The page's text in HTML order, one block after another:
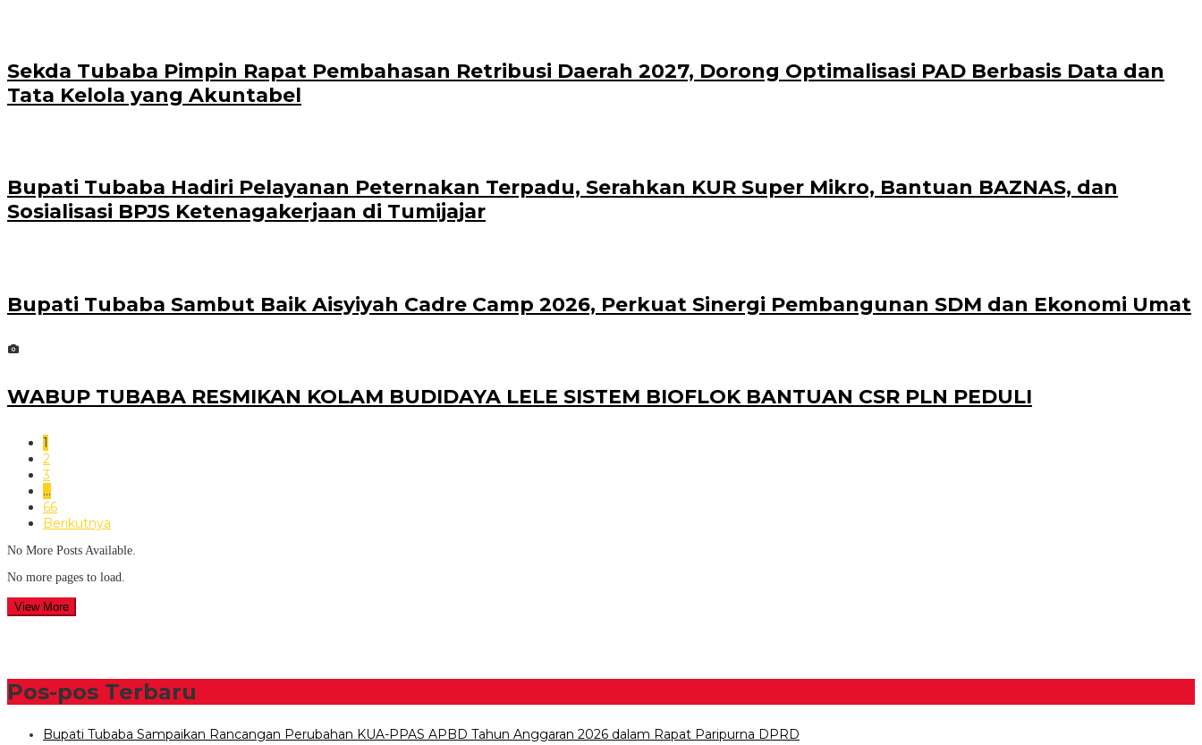
Sekda Tubaba Pimpin Rapat Pembahasan Retribusi Daerah 2027, Dorong Optimalisasi PAD Berbasis Data dan
Tata Kelola yang Akuntabel
Bupati Tubaba Hadiri Pelayanan Peternakan Terpadu, Serahkan KUR Super Mikro, Bantuan BAZNAS, dan
Sosialisasi BPJS Ketenagakerjaan di Tumijajar
Bupati Tubaba Sambut Baik Aisyiyah Cadre Camp 2026, Perkuat Sinergi Pembangunan SDM dan Ekonomi Umat
WABUP TUBABA RESMIKAN KOLAM BUDIDAYA LELE SISTEM BIOFLOK BANTUAN CSR PLN PEDULI
1
2
3
…
66
Berikutnya
No More Posts Available.
No more pages to load.
View More
Pos-pos Terbaru
Bupati Tubaba Sampaikan Rancangan Perubahan KUA-PPAS APBD Tahun Anggaran 2026 dalam Rapat Paripurna DPRD